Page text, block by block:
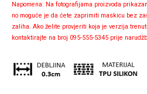
Napomena: Na fotografijama proizvoda
no moguće je da ćete zaprimiti maskicu bez
zaliha. Ako želite provjeriti koja je verzija
kontaktirajte na broj 095-555-5345 prije